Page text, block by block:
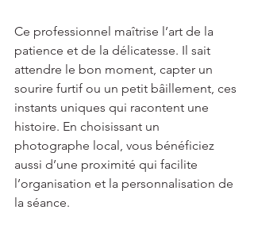
Ce professionnel maîtrise l’art de la
patience et de la délicatesse. Il sait
attendre le bon moment, capter un
sourire furtif ou un petit bâillement, ces
instants uniques qui racontent une
histoire. En choisissant un
photographe local, vous bénéficiez
aussi d’une proximité qui facilite
l’organisation et la personnalisation de
la séance.